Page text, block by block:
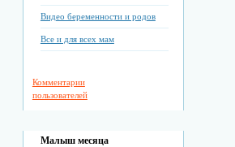
Видео беременности и родов
Все и для всех мам
Комментарии
пользователей
Малыш месяца